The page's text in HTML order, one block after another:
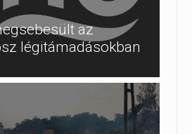
az
légitámadásokban